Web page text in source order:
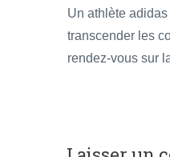
Un athlète
transcender les
rendez-vous sur